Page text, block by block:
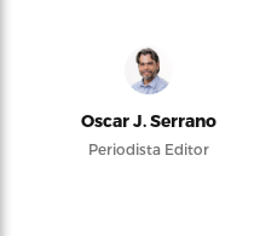
Oscar J. Serrano
Periodista Editor